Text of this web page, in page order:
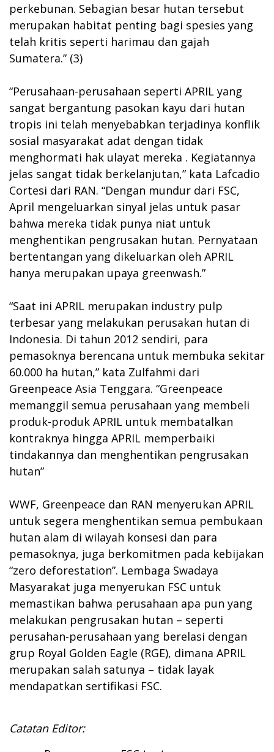
perkebunan. Sebagian besar hutan tersebut
merupakan habitat penting bagi spesies yang
telah kritis seperti harimau dan gajah
Sumatera.” (3)
“Perusahaan-perusahaan seperti APRIL yang
sangat bergantung pasokan kayu dari hutan
tropis ini telah menyebabkan terjadinya konflik
sosial masyarakat adat dengan tidak
menghormati hak ulayat mereka . Kegiatannya
jelas sangat tidak berkelanjutan,” kata Lafcadio
Cortesi dari RAN. “Dengan mundur dari FSC,
April mengeluarkan sinyal jelas untuk pasar
bahwa mereka tidak punya niat untuk
menghentikan pengrusakan hutan. Pernyataan
bertentangan yang dikeluarkan oleh APRIL
hanya merupakan upaya greenwash.”
“Saat ini APRIL merupakan industry pulp
terbesar yang melakukan perusakan hutan di
Indonesia. Di tahun 2012 sendiri, para
pemasoknya berencana untuk membuka sekitar
60.000 ha hutan,” kata Zulfahmi dari
Greenpeace Asia Tenggara. “Greenpeace
memanggil semua perusahaan yang membeli
produk-produk APRIL untuk membatalkan
kontraknya hingga APRIL memperbaiki
tindakannya dan menghentikan pengrusakan
hutan”
WWF, Greenpeace dan RAN menyerukan APRIL
untuk segera menghentikan semua pembukaan
hutan alam di wilayah konsesi dan para
pemasoknya, juga berkomitmen pada kebijakan
“zero deforestation”. Lembaga Swadaya
Masyarakat juga menyerukan FSC untuk
memastikan bahwa perusahaan apa pun yang
melakukan pengrusakan hutan – seperti
perusahan-perusahaan yang berelasi dengan
grup Royal Golden Eagle (RGE), dimana APRIL
merupakan salah satunya – tidak layak
mendapatkan sertifikasi FSC.
Catatan Editor: